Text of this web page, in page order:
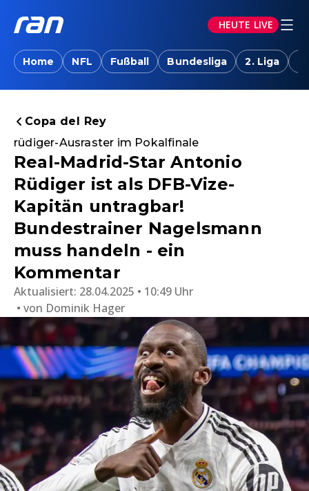
HEUTE LIVE
Home NFL Fußball Bundesliga 2. Liga
Copa del Rey
rüdiger-Ausraster im Pokalfinale
Real-Madrid-Star Antonio
Rüdiger ist als DFB-Vize-
Kapitän untragbar!
Bundestrainer Nagelsmann
muss handeln - ein
Kommentar
Aktualisiert: 28.04.2025 • 10:49 Uhr
von Dominik Hager